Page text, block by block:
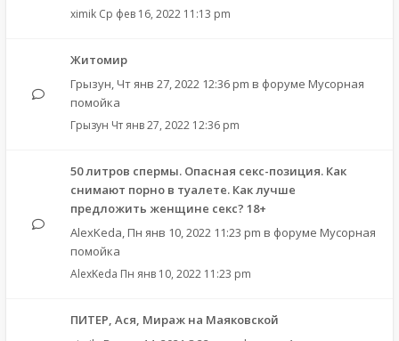
ximik Ср фев 16, 2022 11:13 pm
Житомир
Грызун, Чт янв 27, 2022 12:36 pm в форуме Мусорная
помойка
Грызун Чт янв 27, 2022 12:36 pm
50 литров спермы. Опасная секс-позиция. Как
снимают порно в туалете. Как лучше
предложить женщине секс? 18+
AlexKeda, Пн янв 10, 2022 11:23 pm в форуме Мусорная
помойка
AlexKeda Пн янв 10, 2022 11:23 pm
ПИТЕР, Ася, Мираж на Маяковской